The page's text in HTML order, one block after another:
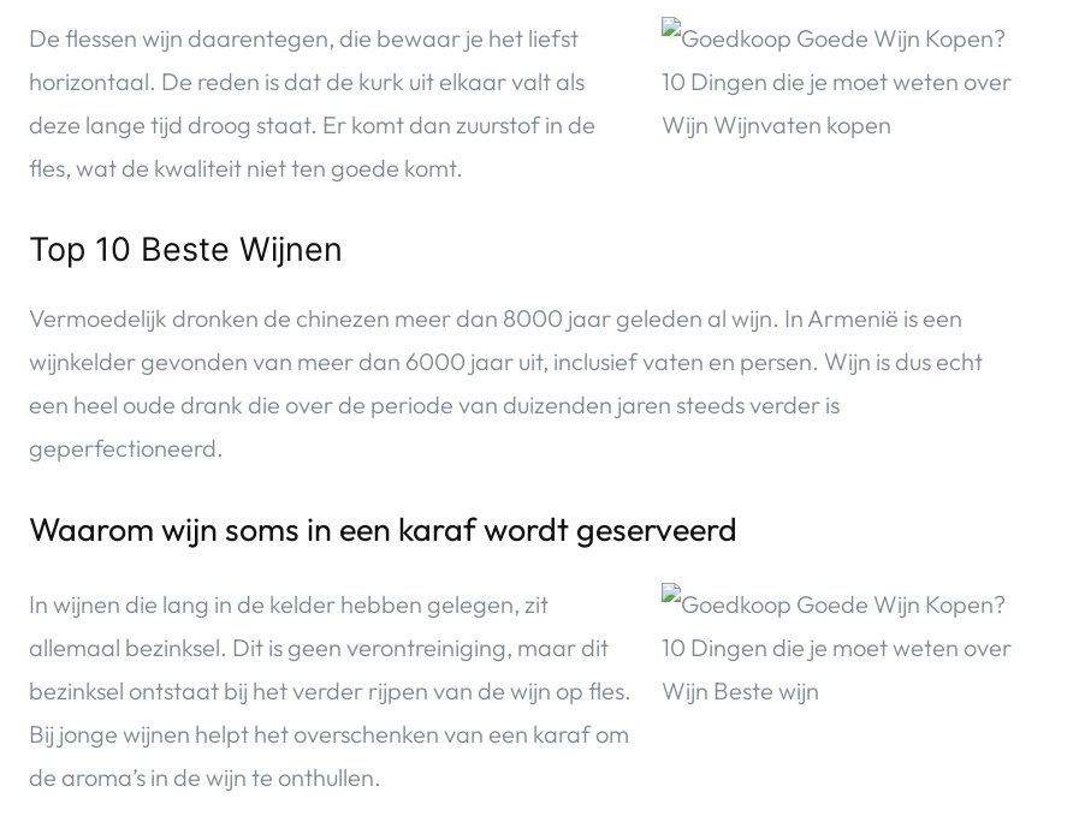
De flessen wijn daarentegen, die bewaar je het liefst
horizontaal. De reden is dat de kurk uit elkaar valt als
deze lange tijd droog staat. Er komt dan zuurstof in de
fles, wat de kwaliteit niet ten goede komt.
Top 10 Beste Wijnen
Vermoedelijk dronken de chinezen meer dan 8000 jaar geleden al wijn. In Armenië is een
wijnkelder gevonden van meer dan 6000 jaar uit, inclusief vaten en persen. Wijn is dus echt
een heel oude drank die over de periode van duizenden jaren steeds verder is
geperfectioneerd.
Waarom wijn soms in een karaf wordt geserveerd
In wijnen die lang in de kelder hebben gelegen, zit
allemaal bezinksel. Dit is geen verontreiniging, maar dit
bezinksel ontstaat bij het verder rijpen van de wijn op fles.
Bij jonge wijnen helpt het overschenken van een karaf om
de aroma’s in de wijn te onthullen.